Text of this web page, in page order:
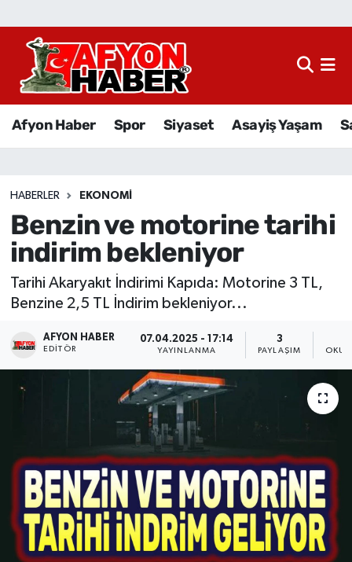
Afyon Haber Spor Siyaset Asayiş Yaşam
HABERLER EKONOMI
Benzin ve motorine tarihi
indirim bekleniyor
Tarihi Akaryakıt İndirimi Kapıda: Motorine 3 TL,
Benzine 2,5 TL İndirim bekleniyor...
AFYON HABER
EDITÖR
07.04.2025 - 17:14
YAYINLANMA
3
PAYLAŞIM
Afyon Haber
Sağlık
Eğitim
Sivil Toplum
Ekonomi
Magazin